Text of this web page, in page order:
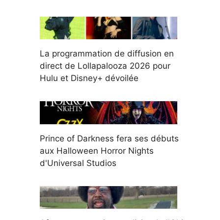
La programmation de diffusion en
direct de Lollapalooza 2026 pour
Hulu et Disney+ dévoilée
Prince of Darkness fera ses débuts
aux Halloween Horror Nights
d'Universal Studios